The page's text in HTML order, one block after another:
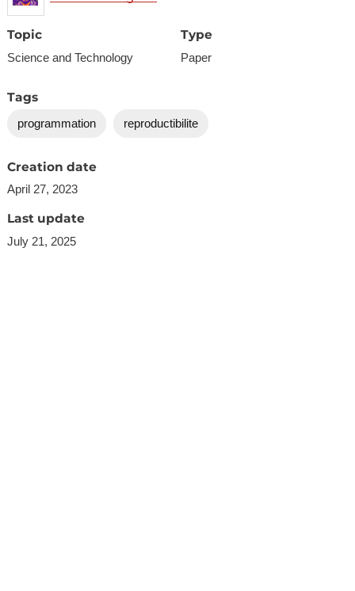
Topic
Science and Technology
Type
Paper
Tags
programmation reproductibilite
Creation date
April 27, 2023
Last update
July 21, 2025